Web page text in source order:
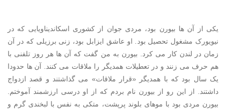
یکی از آن ها بیورن بود، مردی جوان از کشوری اسکاندیناویایی که در
نیویورک مشغول تحصیل بود. او عاشق ایزابل بود، زنی برزیلی که در آن
زمان در لندن کار می کرد. بیورن به من گفت که آن ها هر روز تلفنی با
هم حرف می زنند و در تعطیلات همدیگر را ملاقات می کنند. آن ها حدودا
یک سال بود که با همدیگر «قرار ملاقات» می گذاشتند و قصد ازدواج
داشتند. از این رو از بیورن نام بردم که از او درسی ارزشمند آموختم.
بیورن مردی بود با موهای بلوند پرپشت، متکی به نفس با لبخندی گرم و